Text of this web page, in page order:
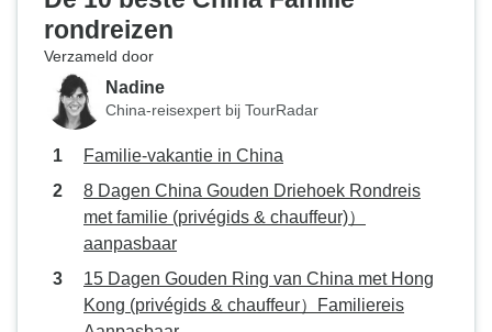
rondreizen
Verzameld door
Nadine
China-reisexpert bij TourRadar
Familie-vakantie in China
8 Dagen China Gouden Driehoek Rondreis
met familie (privégids & chauffeur)）
aanpasbaar
15 Dagen Gouden Ring van China met Hong
Kong (privégids & chauffeur）Familiereis